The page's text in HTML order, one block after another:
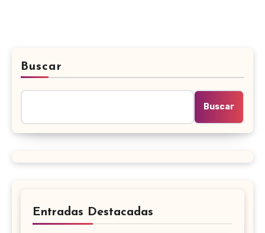
Buscar
Buscar
Entradas Destacadas